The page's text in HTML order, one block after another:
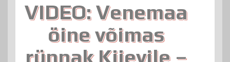
VIDEO: Venemaa
öine võimas
rünnak Kiievile –